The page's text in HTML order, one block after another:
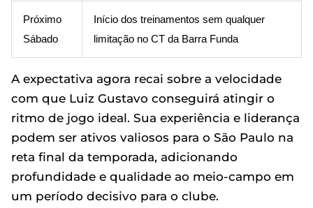
Próximo
Sábado
Início dos treinamentos sem qualquer
limitação no CT da Barra Funda
A expectativa agora recai sobre a velocidade
com que Luiz Gustavo conseguirá atingir o
ritmo de jogo ideal. Sua experiência e liderança
podem ser ativos valiosos para o São Paulo na
reta final da temporada, adicionando
profundidade e qualidade ao meio-campo em
um período decisivo para o clube.